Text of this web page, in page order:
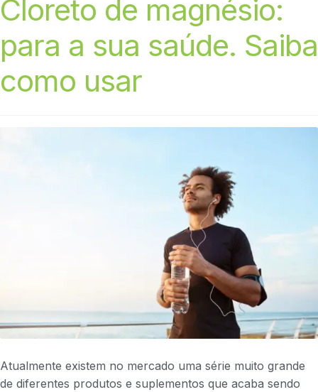
Cloreto de magnésio:
para a sua saúde. Saiba
como usar
Atualmente existem no mercado uma série muito grande
de diferentes produtos e suplementos que acaba sendo